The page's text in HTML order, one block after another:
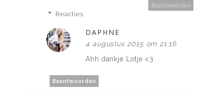
Beantwoorden
Reacties
DAPHNE
4 augustus 2015 om 21:16
Ahh dankje Lotje <3
Beantwoorden